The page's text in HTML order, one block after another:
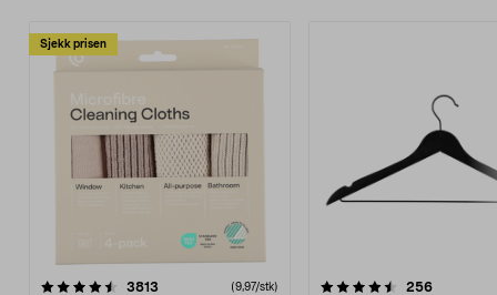
Sjekk prisen
3813 anmeldelser(9,97/stk)
4.5av 5 stjerner 256
4.5av 5 stjerner